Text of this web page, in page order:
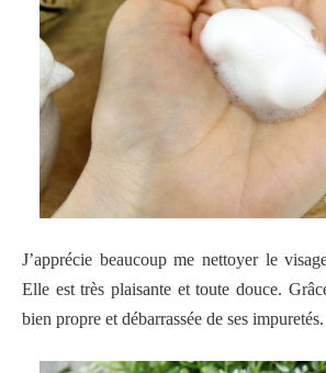
J’apprécie beaucoup me nettoyer le
Elle est très plaisante et toute douce.
bien propre et débarrassée de ses impuretés.